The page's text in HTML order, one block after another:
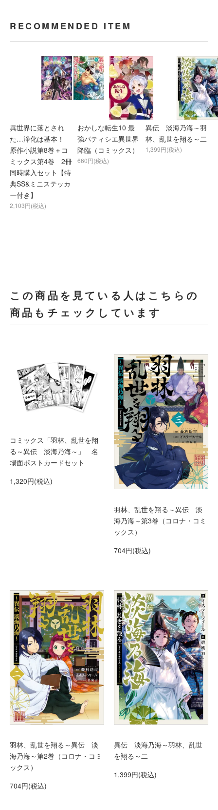
RECOMMENDED ITEM
異世界に落とされ
た…浄化は基本！
原作小説第8巻＋コ
ミックス第4巻 2冊
同時購入セット【特
典SS&ミニステッカ
ー付き】
2,103円(税込)
おかしな転生10 最
強パティシエ異世界
降臨（コミックス）
660円(税込)
異伝 淡海乃海～羽
林、乱世を翔る～二
1,399円(税込)
この商品を見ている人はこちらの
商品もチェックしています
コミックス「羽林、乱世を翔
る～異伝 淡海乃海～」 名
場面ポストカードセット
1,320円(税込)
羽林、乱世を翔る～異伝 淡
海乃海～第3巻（コロナ・コミ
ックス）
704円(税込)
羽林、乱世を翔る～異伝 淡
海乃海～第2巻（コロナ・コミ
ックス）
704円(税込)
異伝 淡海乃海～羽林、乱世
を翔る～二
1,399円(税込)